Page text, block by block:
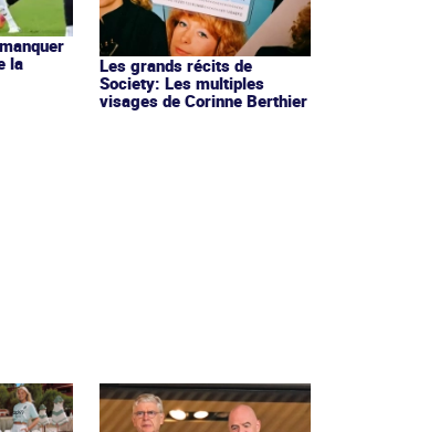
la
Les grands récits de
Society: Les multiples
visages de Corinne Berthier